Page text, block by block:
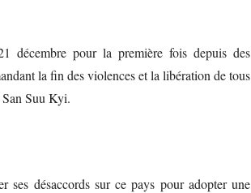
décembre pour la première fois depuis des
la fin des violences et la libération de tous
Suu Kyi.
ses désaccords sur ce pays pour adopter une